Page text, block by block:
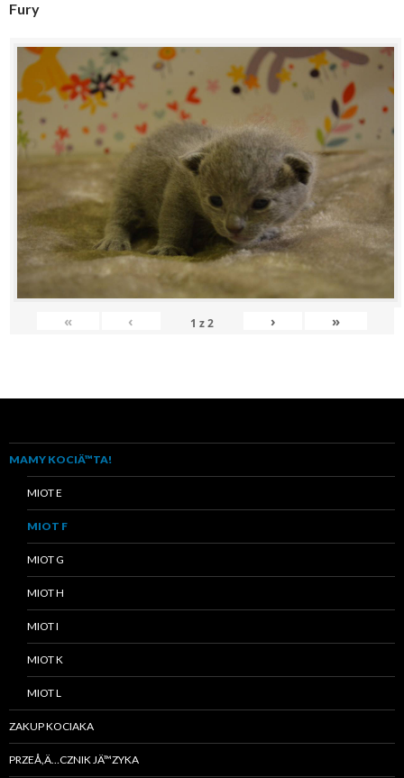
Fury
« ‹ 1 z2 › »
MAMY KOCIÄ™TA!
MIOT E
MIOT F
MIOT G
MIOT H
MIOT I
MIOT K
MIOT L
ZAKUP KOCIAKA
PRZEÅ‚Ä…CZNIK JÄ™ZYKA